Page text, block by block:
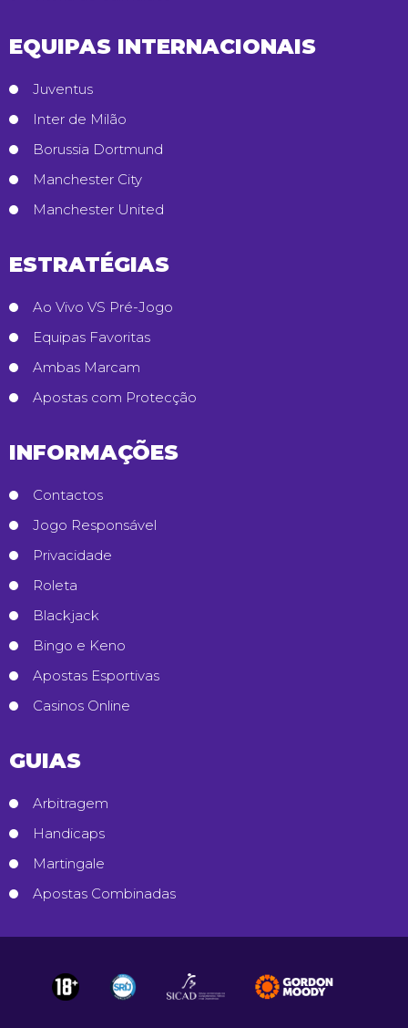
EQUIPAS INTERNACIONAIS
Juventus
Inter de Milão
Borussia Dortmund
Manchester City
Manchester United
ESTRATÉGIAS
Ao Vivo VS Pré-Jogo
Equipas Favoritas
Ambas Marcam
Apostas com Protecção
INFORMAÇÕES
Contactos
Jogo Responsável
Privacidade
Roleta
Blackjack
Bingo e Keno
Apostas Esportivas
Casinos Online
GUIAS
Arbitragem
Handicaps
Martingale
Apostas Combinadas